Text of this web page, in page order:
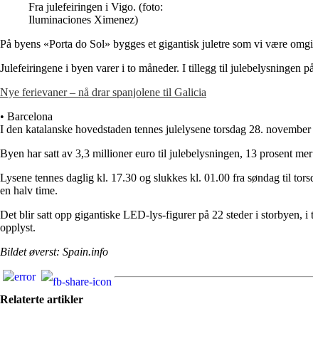
Fra julefeiringen i Vigo. (foto:
Iluminaciones Ximenez)
På byens «Porta do Sol» bygges et gigantisk juletre som vi være
Julefeiringene i byen varer i to måneder. I tillegg til julebelysningen
Nye ferievaner – nå drar spanjolene til Galicia
• Barcelona
I den katalanske hovedstaden tennes julelysene torsdag 28.
Byen har satt av 3,3 millioner euro til julebelysningen, 13 prosent
Lysene tennes daglig kl. 17.30 og slukkes kl. 01.00 fra søndag til
en halv time.
Det blir satt opp gigantiske LED-lys-figurer på 22 steder i storbyen,
opplyst.
Bildet øverst: Spain.info
Relaterte artikler